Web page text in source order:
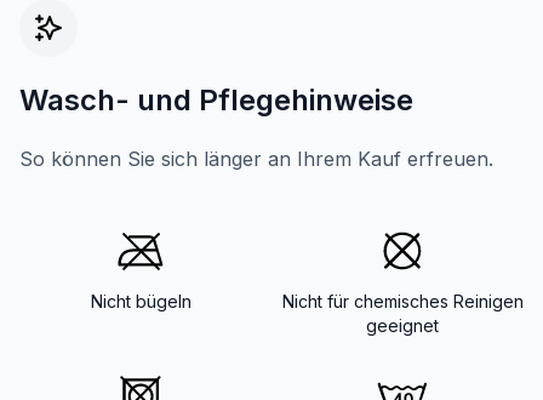
Wasch- und Pflegehinweise
So können Sie sich länger an Ihrem Kauf erfreuen.
Nicht bügeln
Nicht für chemisches Reinigen
geeignet